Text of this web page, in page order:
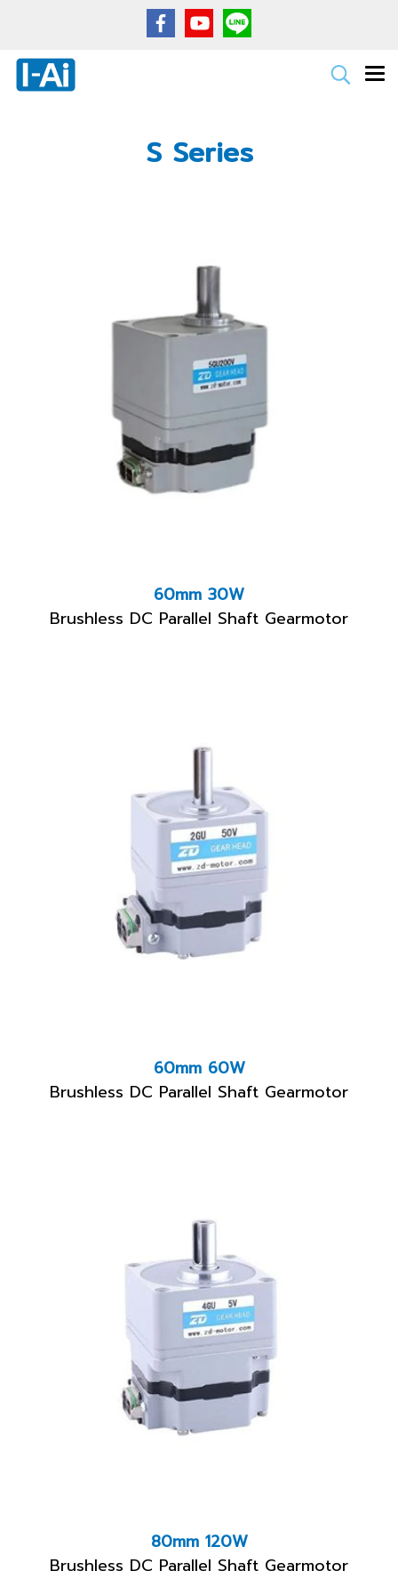
S Series
60mm 30W
Brushless DC Parallel Shaft Gearmotor
60mm 60W
Brushless DC Parallel Shaft Gearmotor
80mm 120W
Brushless DC Parallel Shaft Gearmotor